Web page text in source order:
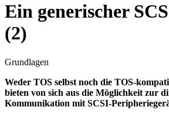
Ein generischer
(2)
Grundlagen
Weder TOS selbst noch die TOS-
bieten von sich aus die Möglichkeit zur
Kommunikation mit SCSI-